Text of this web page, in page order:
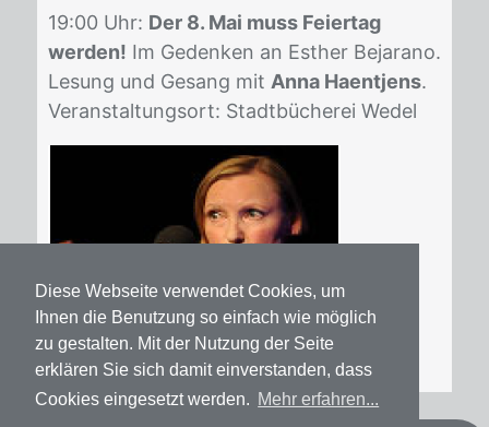
Diese Webseite verwendet Cookies, um
Ihnen die Benutzung so einfach wie möglich
zu gestalten. Mit der Nutzung der Seite
erklären Sie sich damit einverstanden, dass
Cookies eingesetzt werden. Mehr erfahren...
19:00 Uhr: Der 8. Mai muss Feiertag
werden! Im Ge­den­ken an Es­ther Be­ja­ra­no.
Le­sung und Ge­sang mit Anna Haentjens.
Ver­an­stal­tungs­ort: Stadt­bü­che­rei We­del